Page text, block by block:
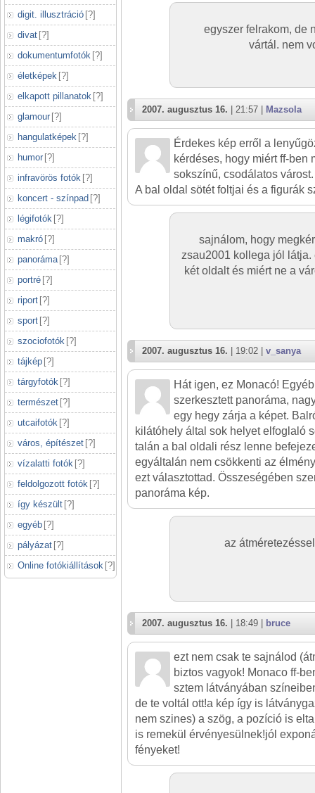
digit. illusztráció [?]
divat [?]
dokumentumfotók [?]
életképek [?]
elkapott pillanatok [?]
glamour [?]
hangulatképek [?]
humor [?]
infravörös fotók [?]
koncert - színpad [?]
légifotók [?]
makró [?]
panoráma [?]
portré [?]
riport [?]
sport [?]
szociofotók [?]
tájkép [?]
tárgyfotók [?]
természet [?]
utcaifotók [?]
város, építészet [?]
vízalatti fotók [?]
feldolgozott fotók [?]
így készült [?]
egyéb [?]
pályázat [?]
Online fotókiállítások [?]
egyszer felrakom, de
vártál. nem
2007. augusztus 16. | 21:57 | Mazsola
Érdekes kép erről a
kérdéses, hogy miért ff-ben
sokszínű, csodálatos várost.
A bal oldal sötét foltjai és a figurák
sajnálom, hogy
zsau2001 kollega jól
két oldalt és miért ne a
2007. augusztus 16. | 19:02 | v_sanya
Hát igen, ez Monacó!
szerkesztett panoráma,
egy hegy zárja a képet.
kilátóhely által sok helyet elfoglaló
talán a bal oldali rész lenne
egyáltalán nem csökkenti az
ezt választottad. Összeségében
panoráma kép.
az
2007. augusztus 16. | 18:49 | bruce
ezt nem csak te sajnálod
biztos vagyok! Monaco ff-
sztem látványában
de te voltál ott!a kép így is
nem szines) a szög, a pozíció is
is remekül érvényesülnek!jól
fényeket!